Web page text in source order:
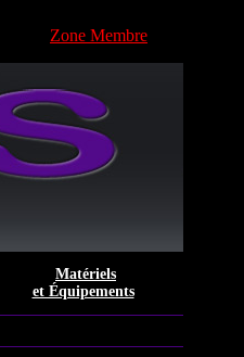
Zone Membre
Matériels
et Équipements